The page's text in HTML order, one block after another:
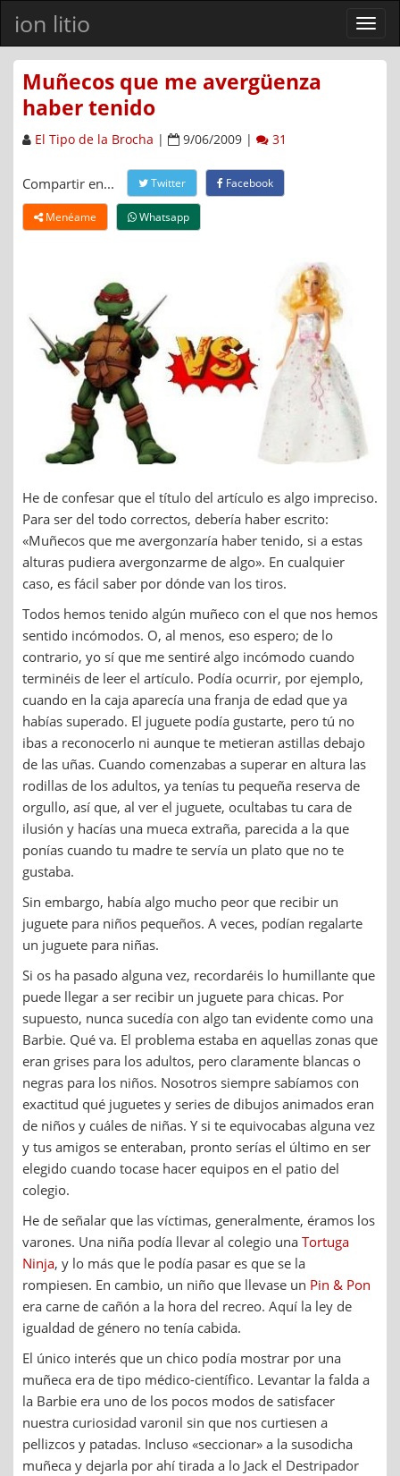
ion litio
Ver
menú
Muñecos que me avergüenza
haber tenido
El Tipo de la Brocha | 9/06/2009 | 31
Compartir en... Twitter Facebook
Menéame Whatsapp
He de confesar que el título del artículo es algo impreciso.
Para ser del todo correctos, debería haber escrito:
«Muñecos que me avergonzaría haber tenido, si a estas
alturas pudiera avergonzarme de algo». En cualquier
caso, es fácil saber por dónde van los tiros.
Todos hemos tenido algún muñeco con el que nos hemos
sentido incómodos. O, al menos, eso espero; de lo
contrario, yo sí que me sentiré algo incómodo cuando
terminéis de leer el artículo. Podía ocurrir, por ejemplo,
cuando en la caja aparecía una franja de edad que ya
habías superado. El juguete podía gustarte, pero tú no
ibas a reconocerlo ni aunque te metieran astillas debajo
de las uñas. Cuando comenzabas a superar en altura las
rodillas de los adultos, ya tenías tu pequeña reserva de
orgullo, así que, al ver el juguete, ocultabas tu cara de
ilusión y hacías una mueca extraña, parecida a la que
ponías cuando tu madre te servía un plato que no te
gustaba.
Sin embargo, había algo mucho peor que recibir un
juguete para niños pequeños. A veces, podían regalarte
un juguete para niñas.
Si os ha pasado alguna vez, recordaréis lo humillante que
puede llegar a ser recibir un juguete para chicas. Por
supuesto, nunca sucedía con algo tan evidente como una
Barbie. Qué va. El problema estaba en aquellas zonas que
eran grises para los adultos, pero claramente blancas o
negras para los niños. Nosotros siempre sabíamos con
exactitud qué juguetes y series de dibujos animados eran
de niños y cuáles de niñas. Y si te equivocabas alguna vez
y tus amigos se enteraban, pronto serías el último en ser
elegido cuando tocase hacer equipos en el patio del
colegio.
He de señalar que las víctimas, generalmente, éramos los
varones. Una niña podía llevar al colegio una Tortuga
Ninja, y lo más que le podía pasar es que se la
rompiesen. En cambio, un niño que llevase un Pin & Pon
era carne de cañón a la hora del recreo. Aquí la ley de
igualdad de género no tenía cabida.
El único interés que un chico podía mostrar por una
muñeca era de tipo médico-científico. Levantar la falda a
la Barbie era uno de los pocos modos de satisfacer
nuestra curiosidad varonil sin que nos curtiesen a
pellizcos y patadas. Incluso «seccionar» a la susodicha
muñeca y dejarla por ahí tirada a lo Jack el Destripador